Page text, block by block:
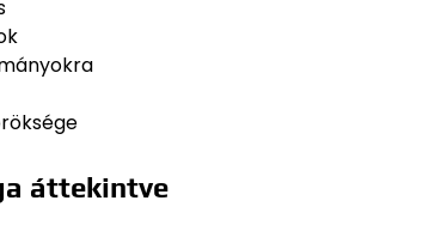
áttekintve